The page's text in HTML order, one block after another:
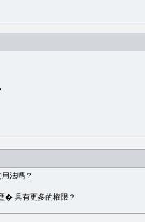
法嗎？
� 具有更多的權限？